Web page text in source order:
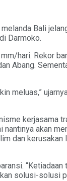
Bali
Darmoko.
hari. Rekor
Abang.
kerjasama
nantinya akan
dan kerusakan
solusi-solusi